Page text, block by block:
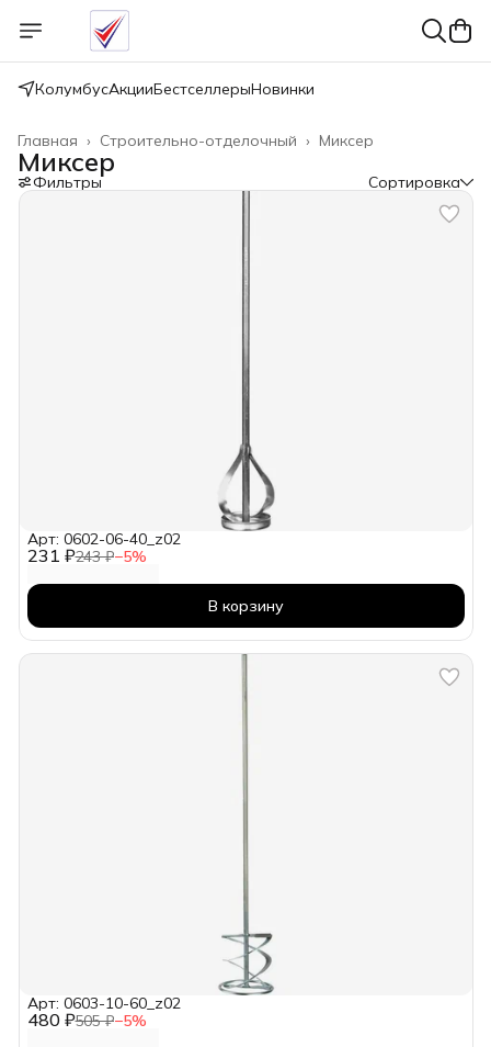
КолумбусАкцииБестселлерыНовинки
Миксер
Строительно-отделочный ›
Главная ›
Миксер
Фильтры Сортировка
231 ₽243 ₽−5%
Арт: 0602-06-40_z02
В корзину
480 ₽505 ₽−5%
Арт: 0603-10-60_z02